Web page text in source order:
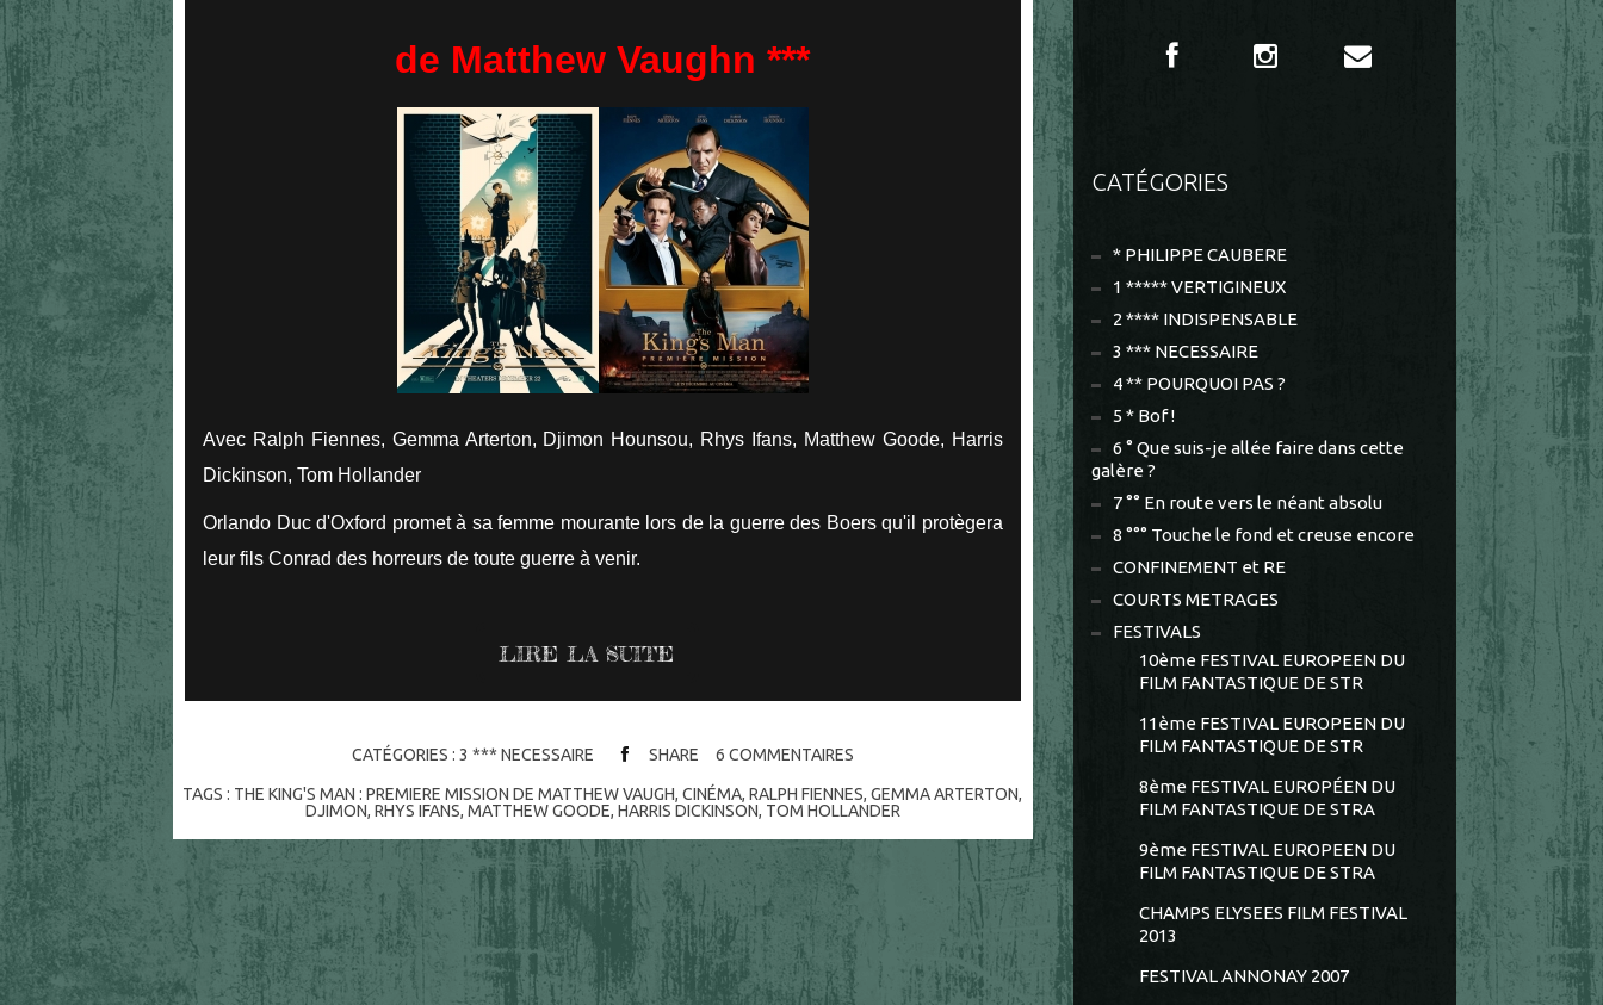
de Matthew Vaughn ***
Avec Ralph Fiennes, Gemma Arterton, Djimon Hounsou, Rhys Ifans, Matthew Goode, Harris
Dickinson, Tom Hollander
Orlando Duc d'Oxford promet à sa femme mourante lors de la guerre des Boers qu'il protègera
leur fils Conrad des horreurs de toute guerre à venir.
LIRE LA SUITE
CATÉGORIES : 3 *** NECESSAIRE SHARE 6 COMMENTAIRES
TAGS : THE KING'S MAN : PREMIERE MISSION DE MATTHEW VAUGH,CINÉMA,RALPH FIENNES,GEMMA ARTERTON,
DJIMON, RHYS IFANS, MATTHEW GOODE, HARRIS DICKINSON, TOM HOLLANDER
CATÉGORIES
* PHILIPPE CAUBERE
1 ***** VERTIGINEUX
2 **** INDISPENSABLE
3 *** NECESSAIRE
4 ** POURQUOI PAS ?
5 * Bof !
6 ° Que suis-je allée faire dans cette
galère ?
7 °° En route vers le néant absolu
8 °°° Touche le fond et creuse encore
CONFINEMENT et RE
COURTS METRAGES
FESTIVALS
10ème FESTIVAL EUROPEEN DU
FILM FANTASTIQUE DE STR
11ème FESTIVAL EUROPEEN DU
FILM FANTASTIQUE DE STR
8ème FESTIVAL EUROPÉEN DU
FILM FANTASTIQUE DE STRA
9ème FESTIVAL EUROPEEN DU
FILM FANTASTIQUE DE STRA
CHAMPS ELYSEES FILM FESTIVAL
2013
FESTIVAL ANNONAY 2007